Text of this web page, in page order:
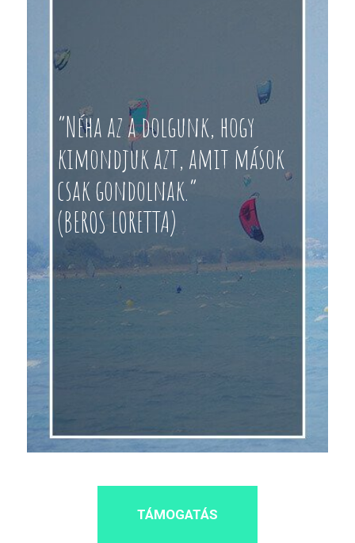
“Néha az a dolgunk, hogy
kimondjuk azt, amit mások
csak gondolnak.”
(BEROS LORETTA)
TÁMOGATÁS